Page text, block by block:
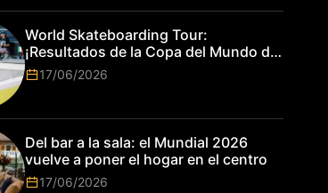
World Skateboarding Tour:
¡Resultados de la Copa del Mundo de
Park de Roma 2026!
17/06/2026
Del bar a la sala: el Mundial 2026
vuelve a poner el hogar en el centro
17/06/2026